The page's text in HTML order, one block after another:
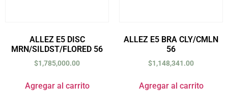
ALLEZ E5 DISC
MRN/SILDST/FLORED 56
$1,785,000.00
Agregar al carrito
ALLEZ E5 BRA CLY/CMLN
56
$1,148,341.00
Agregar al carrito